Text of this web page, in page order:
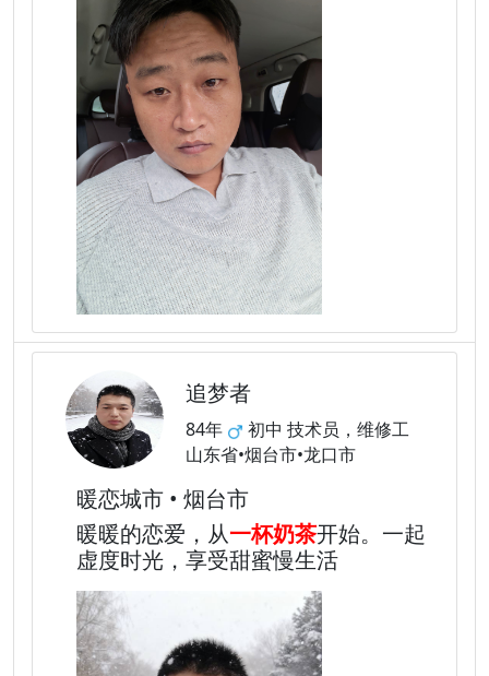
追梦者
84年
初中 技术员，维修工
山东省•烟台市•龙口市
暖恋城市 • 烟台市
暖暖的恋爱，从一杯奶茶开始。一起
虚度时光，享受甜蜜慢生活